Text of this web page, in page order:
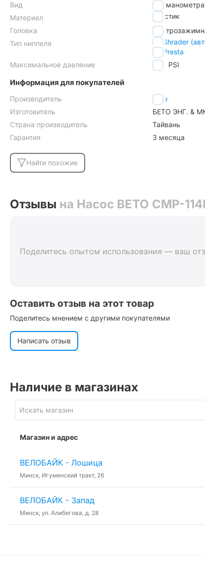
Вид
без манометра
Материал
пластик
Головка
Тип ниппеля
AV Shrader
FV Presta
Максимальное давление
160 PSI
Информация для покупателей
Производитель
Beto
Изготовитель
БЕТО ЭНГ. &
Страна производитель
Тайвань
Гарантия
3 месяца
Найти похожие
Отзывы на Насос BETO CMP-
Поделитесь опытом использования — ваш
Оставить отзыв на этот товар
Поделитесь мнением с другими покупателями
Написать отзыв
Наличие в магазинах
Магазин и адрес
ВЕЛОБАЙК - Лошица
Минск, Игуменский тракт, 26
ВЕЛОБАЙК - Запад
Минск, ул. Алибегова, д. 28